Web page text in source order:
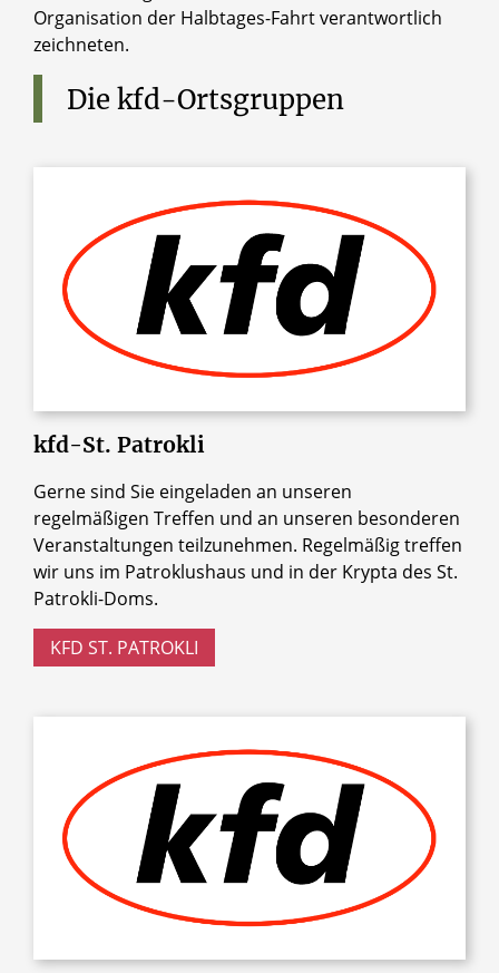
Organisation der Halbtages-Fahrt verantwortlich
zeichneten.
Die kfd-Ortsgruppen
kfd-St. Patrokli
Gerne sind Sie eingeladen an unseren
regelmäßigen Treffen und an unseren besonderen
Veranstaltungen teilzunehmen. Regelmäßig treffen
wir uns im Patroklushaus und in der Krypta des St.
Patrokli-Doms.
KFD ST. PATROKLI